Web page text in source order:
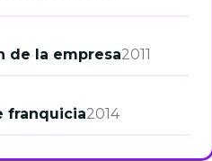
Madrid 2026 2 -
de la empresa2011
franquicia2014